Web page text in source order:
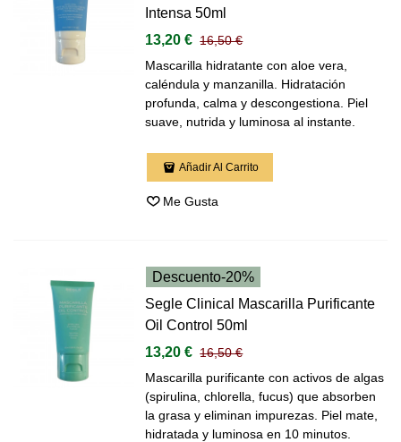
Intensa 50ml
13,20 € 16,50 €
Mascarilla hidratante con aloe vera,
caléndula y manzanilla. Hidratación
profunda, calma y descongestiona. Piel
suave, nutrida y luminosa al instante.
Añadir Al Carrito
Me Gusta
Descuento-20%
Segle Clinical Mascarilla Purificante
Oil Control 50ml
13,20 € 16,50 €
Mascarilla purificante con activos de algas
(spirulina, chlorella, fucus) que absorben
la grasa y eliminan impurezas. Piel mate,
hidratada y luminosa en 10 minutos.